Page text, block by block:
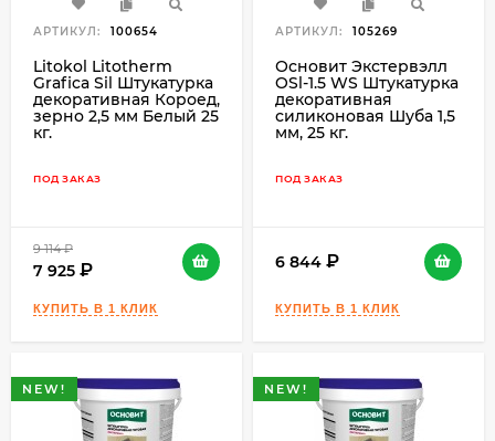
АРТИКУЛ: 100654
Litokol Litotherm
Grafica Sil Штукатурка
декоративная Короед,
зерно 2,5 мм Белый 25
кг.
ПОД ЗАКАЗ
9 114
7 925
АРТИКУЛ: 105269
Основит Экстервэлл
OSl-1.5 WS Штукатурка
декоративная
силиконовая Шуба 1,5
мм, 25 кг.
ПОД ЗАКАЗ
6 844
NEW! NEW!